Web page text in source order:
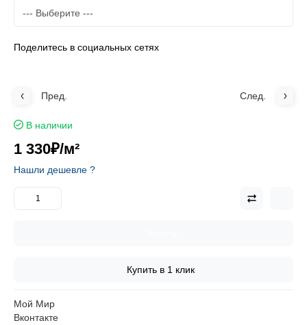
Поделитесь в социальных сетях
Пред. След.
В наличии
1 330₽/м²
Нашли дешевле ?
Купить в 1 клик
Мой Мир
Вконтакте